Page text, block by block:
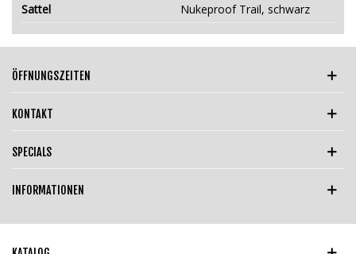
Sattel
Nukeproof Trail, schwarz
ÖFFNUNGSZEITEN
KONTAKT
SPECIALS
INFORMATIONEN